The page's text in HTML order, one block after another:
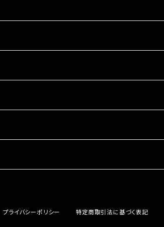
プライバシーポリシー 特定商取引法に基づく表記